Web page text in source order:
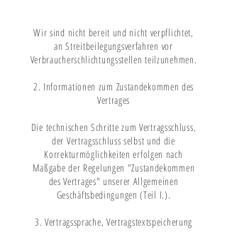
Wir sind nicht bereit und nicht verpflichtet,
an Streitbeilegungsverfahren vor
Verbraucherschlichtungsstellen teilzunehmen.
2. Informationen zum Zustandekommen des
Vertrages
Die technischen Schritte zum Vertragsschluss,
der Vertragsschluss selbst und die
Korrekturmöglichkeiten erfolgen nach
Maßgabe der Regelungen "Zustandekommen
des Vertrages" unserer Allgemeinen
Geschäftsbedingungen (Teil I.).
3. Vertragssprache, Vertragstextspeicherung